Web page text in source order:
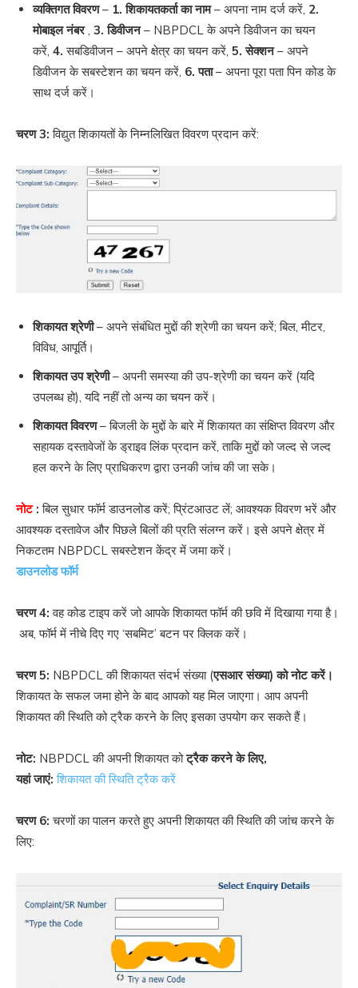
व्यक्तिगत विवरण– 1. शिकायतकर्ता का नाम– अपना नाम दर्ज करें, 2.
मोबाइल नंबर, 3. डिवीजन– NBPDCL के अपने डिवीजन का चयन
करें, 4. सबडिवीजन – अपने क्षेत्र का चयन करें, 5. सेक्शन– अपने
डिवीजन के सबस्टेशन का चयन करें, 6. पता– अपना पूरा पता पिन कोड के
साथ दर्ज करें।
चरण 3: विद्युत शिकायतों के निम्नलिखित विवरण प्रदान करें:
शिकायत श्रेणी– अपने संबंधित मुद्दों की श्रेणी का चयन करें; बिल, मीटर,
विविध, आपूर्ति।
शिकायत उप श्रेणी– अपनी समस्या की उप-श्रेणी का चयन करें (यदि
उपलब्ध हो), यदि नहीं तो अन्य का चयन करें।
शिकायत विवरण– बिजली के मुद्दों के बारे में शिकायत का संक्षिप्त विवरण और
सहायक दस्तावेजों के ड्राइव लिंक प्रदान करें, ताकि मुद्दों को जल्द से जल्द
हल करने के लिए प्राधिकरण द्वारा उनकी जांच की जा सके।
नोट: बिल सुधार फॉर्म डाउनलोड करें; प्रिंटआउट लें; आवश्यक विवरण भरें और
आवश्यक दस्तावेज और पिछले बिलों की प्रति संलग्न करें। इसे अपने क्षेत्र में
निकटतम NBPDCL सबस्टेशन केंद्र में जमा करें।
डाउनलोड फॉर्म
चरण 4: वह कोड टाइप करें जो आपके शिकायत फॉर्म की छवि में दिखाया गया है।
अब, फॉर्म में नीचे दिए गए ‘सबमिट’ बटन पर क्लिक करें।
चरण 5: NBPDCL की शिकायत संदर्भ संख्या (एसआर संख्या) को नोट करें।
शिकायत के सफल जमा होने के बाद आपको यह मिल जाएगा। आप अपनी
शिकायत की स्थिति को ट्रैक करने के लिए इसका उपयोग कर सकते हैं।
नोट: NBPDCL की अपनी शिकायत कोट्रैक करने के लिए,
यहांजाएं:शिकायत की स्थिति ट्रैक करें
चरण 6: चरणों का पालन करते हुए अपनी शिकायत की स्थिति की जांच करने के
लिए: